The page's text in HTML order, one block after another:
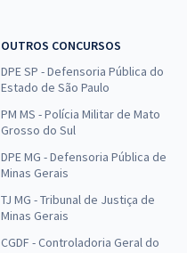
OUTROS CONCURSOS
DPE SP - Defensoria Pública do
Estado de São Paulo
PM MS - Polícia Militar de Mato
Grosso do Sul
DPE MG - Defensoria Pública de
Minas Gerais
TJ MG - Tribunal de Justiça de
Minas Gerais
CGDF - Controladoria Geral do